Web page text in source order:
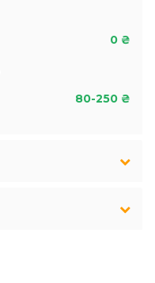
0 ₴
80-250 ₴